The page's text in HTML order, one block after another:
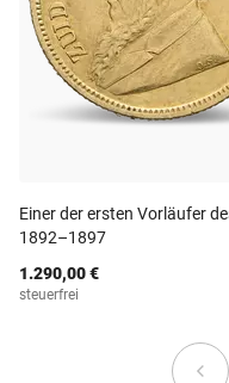
Einer der ersten Vorläufer
1892–1897
1.290,00 €
steuerfrei